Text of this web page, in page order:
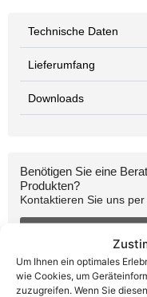
Um Ihnen ein optimales
wie Cookies, um
zuzugreifen. Wenn Sie
Technische Daten
Lieferumfang
Downloads
Benötigen Sie eine
Produkten?
Kontaktieren Sie uns